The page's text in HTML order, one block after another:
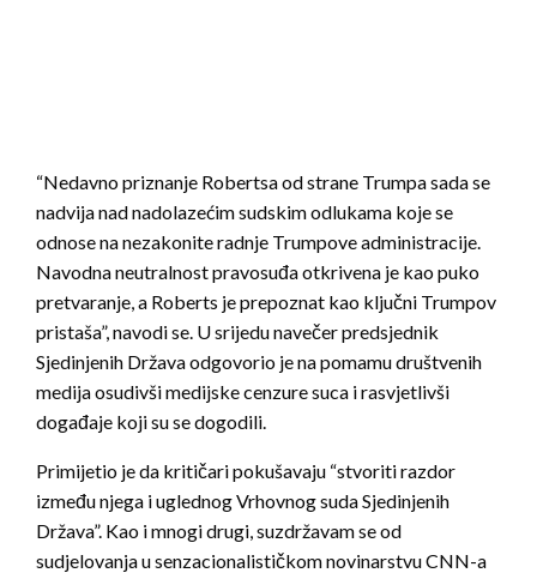
“Nedavno priznanje Robertsa od strane Trumpa sada se
nadvija nad nadolazećim sudskim odlukama koje se
odnose na nezakonite radnje Trumpove administracije.
Navodna neutralnost pravosuđa otkrivena je kao puko
pretvaranje, a Roberts je prepoznat kao ključni Trumpov
pristaša”, navodi se. U srijedu navečer predsjednik
Sjedinjenih Država odgovorio je na pomamu društvenih
medija osudivši medijske cenzure suca i rasvjetlivši
događaje koji su se dogodili.
Primijetio je da kritičari pokušavaju “stvoriti razdor
između njega i uglednog Vrhovnog suda Sjedinjenih
Država”. Kao i mnogi drugi, suzdržavam se od
sudjelovanja u senzacionalističkom novinarstvu CNN-a